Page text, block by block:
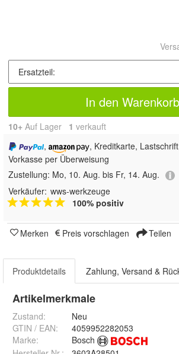
In den Warenkorb
10+ Auf Lager 1 verkauft
,
, Kreditkarte,
Vorkasse per Überweisung
Zustellung: Mo, 10. Aug. bis Fr, 14. Aug.
Verkäufer: wws-werkzeuge
100% positiv
Merken Preis vorschlagen Teilen
Produktdetails Zahlung, Versand &
Artikelmerkmale
Zustand:
Neu
GTIN / EAN:
4059952282053
Marke:
Bosch